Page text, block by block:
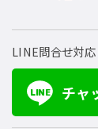
LINE問合せ対応
LINE チャ